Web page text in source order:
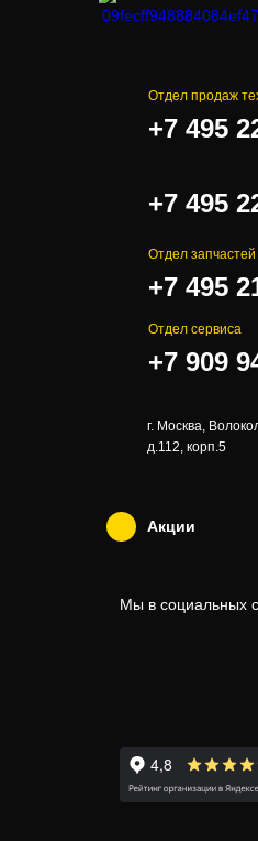
Отдел продаж
+7 495
+7 495
Отдел запчастей
+7 495
Отдел сервиса
+7 909
г. Москва,
д.112, корп.5
Акции
Мы в социальных